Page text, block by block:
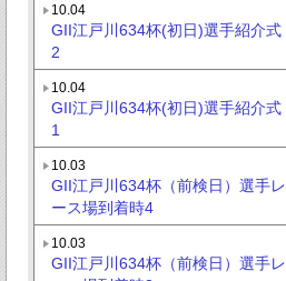
10.04
GII江戸川634杯(初日)選手紹介式
2
10.04
GII江戸川634杯(初日)選手紹介式
1
10.03
GII江戸川634杯（前検日）選手レ
ース場到着時4
10.03
GII江戸川634杯（前検日）選手レ